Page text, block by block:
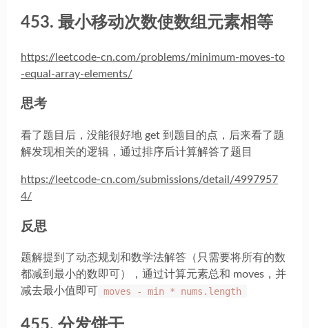
453. 最小移动次数使数组元素相等
https://leetcode-cn.com/problems/minimum-moves-to
-equal-array-elements/
思考
看了题目后，没能很好地 get 到题目的点，后来看了题
解发现相关的逻辑，通过排序后计算解答了题目
https://leetcode-cn.com/submissions/detail/4997957
4/
反思
题解提到了动态规划和数学法解答（只需要将所有的数
都减到最小的数即可），通过计算元素总和 moves，并
减去最小值即可
moves - min * nums.length